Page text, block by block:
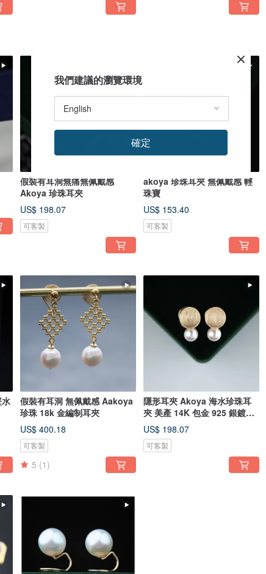
假裝有耳洞無痛無佩戴感
Akoya 珍珠耳夾
US$ 198.07
可客製
akoya 珍珠耳夾 無佩戴感 輕
珠寶
US$ 153.40
可客製
假裝有耳洞 無佩戴感 Aakoya
珍珠 18k 金編制耳夾
US$ 400.18
可客製
5 (1)
隱形耳夾 Akoya 海水珍珠耳
夾 美產 14K 包金 925 銀鍍金
耳釘感耳夾
US$ 198.07
可客製
我們建議的瀏覽環境
確定